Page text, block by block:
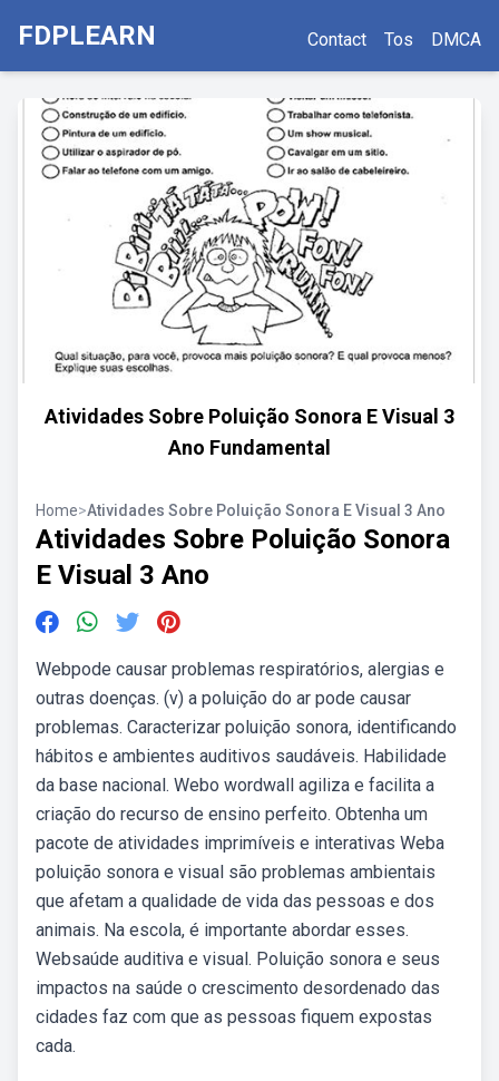
FDPLEARN Contact Tos DMCA
Atividades Sobre Poluição Sonora E Visual 3
Ano Fundamental
Home>Atividades Sobre Poluição Sonora E Visual 3 Ano
Atividades Sobre Poluição Sonora
E Visual 3 Ano
Webpode causar problemas respiratórios, alergias e
outras doenças. (v) a poluição do ar pode causar
problemas. Caracterizar poluição sonora, identificando
hábitos e ambientes auditivos saudáveis. Habilidade
da base nacional. Webo wordwall agiliza e facilita a
criação do recurso de ensino perfeito. Obtenha um
pacote de atividades imprimíveis e interativas Weba
poluição sonora e visual são problemas ambientais
que afetam a qualidade de vida das pessoas e dos
animais. Na escola, é importante abordar esses.
Websaúde auditiva e visual. Poluição sonora e seus
impactos na saúde o crescimento desordenado das
cidades faz com que as pessoas fiquem expostas
cada.